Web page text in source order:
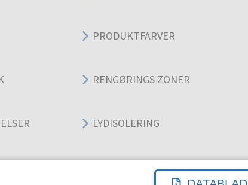
PRODUKTFARVER
RENGØRINGS ZONER
LYDISOLERING
ANVENDELSESOMRÅDER